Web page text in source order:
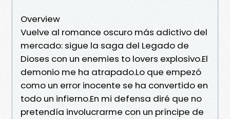
Overview
Vuelve al romance oscuro más adictivo del
mercado: sigue la saga del Legado de
Dioses con un enemies to lovers explosivo.El
demonio me ha atrapado.Lo que empezó
como un error inocente se ha convertido en
todo un infierno.En mi defensa diré que no
pretendía involucrarme con un príncipe de